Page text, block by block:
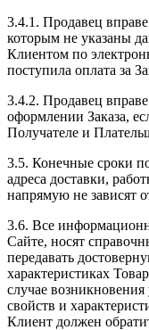
3.4.1. Продавец
которым не указаны
Клиентом по
поступила оплата за
3.4.2. Продавец
оформлении Заказа,
Получателе и
3.5. Конечные сроки
адреса доставки,
напрямую не зависят
3.6. Все
Сайте, носят
передавать
характеристиках
случае
свойств и
Клиент должен